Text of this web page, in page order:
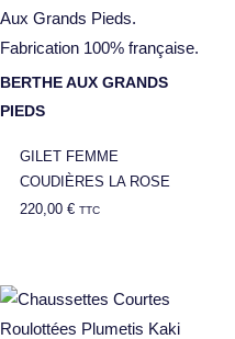
BERTHE AUX GRANDS
PIEDS
GILET FEMME
COUDIÈRES LA ROSE
220,00 € TTC